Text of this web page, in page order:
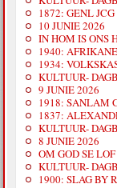
1872: GENL
10 JUNIE 2026
IN HOM IS ONS
1940:
1934:
KULTUUR-
9 JUNIE 2026
1918: SANLAM
1837:
KULTUUR-
8 JUNIE 2026
OM GOD SE
KULTUUR-
1900: SLAG BY